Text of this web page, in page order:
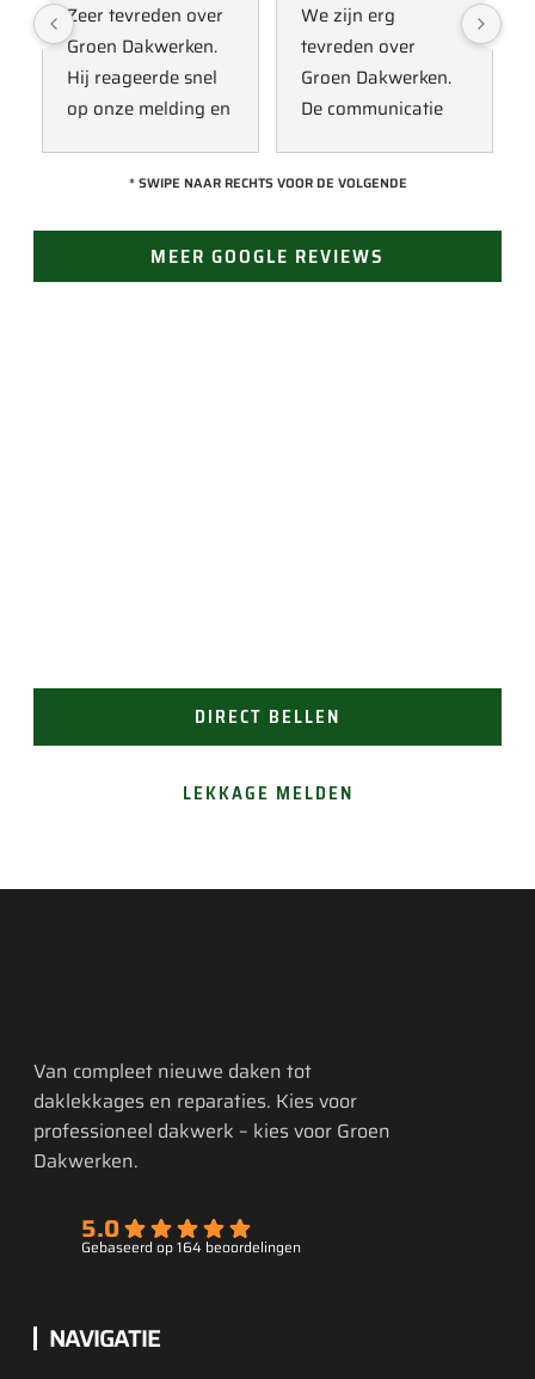
Zeer tevreden over
Groen Dakwerken.
Hij reageerde snel
op onze melding en
een collega kijken
Omdat een
definitieve reparatie
We zijn erg
tevreden over
Groen Dakwerken.
De communicatie
met Jan, hij heeft
vak en werkt snel &
zorgvuldig. Echt
* SWIPE NAAR RECHTS VOOR DE VOLGENDE
MEER GOOGLE REVIEWS
DIRECT BELLEN
LEKKAGE MELDEN
Van compleet nieuwe daken tot
daklekkages en reparaties. Kies voor
professioneel dakwerk – kies voor Groen
Dakwerken.
5.0
Gebaseerd op 164 beoordelingen
NAVIGATIE